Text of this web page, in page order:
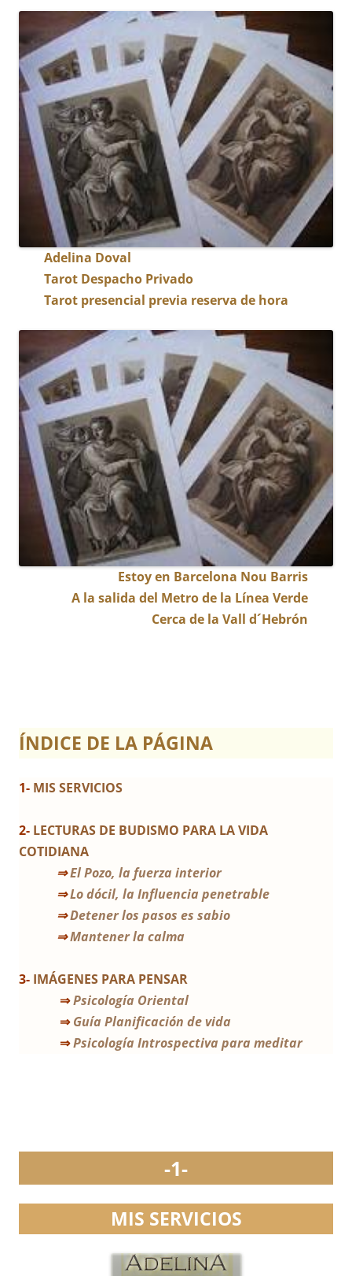
Adelina Doval
Tarot Despacho Privado
Tarot presencial previa reserva de hora
Estoy en Barcelona Nou Barris
A la salida del Metro de la Línea Verde
Cerca de la Vall d´Hebrón
ÍNDICE DE LA PÁGINA
1- MIS SERVICIOS
2- LECTURAS DE BUDISMO PARA LA VIDA
COTIDIANA
⇒El Pozo, la fuerza interior
⇒Lo dócil, la Influencia penetrable
⇒Detener los pasos es sabio
⇒Mantener la calma
3- IMÁGENES PARA PENSAR
⇒Psicología Oriental
⇒ Guía Planificación de vida
⇒Psicología Introspectiva para meditar
-1-
MIS SERVICIOS